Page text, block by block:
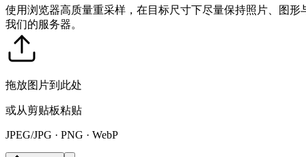
使用浏览器高质量重采样，在目标尺寸下尽量保持照片、图形
我们的服务器。
拖放图片到此处
或从剪贴板粘贴
JPEG/JPG · PNG · WebP